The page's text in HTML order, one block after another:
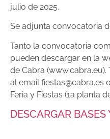
julio de 2025.
Se adjunta convocatoria
Tanto la convocatoria
pueden descargar en la
de Cabra
al email fiestas@cabra.es
Feria y Fiestas (1a planta
DESCARGAR BASES